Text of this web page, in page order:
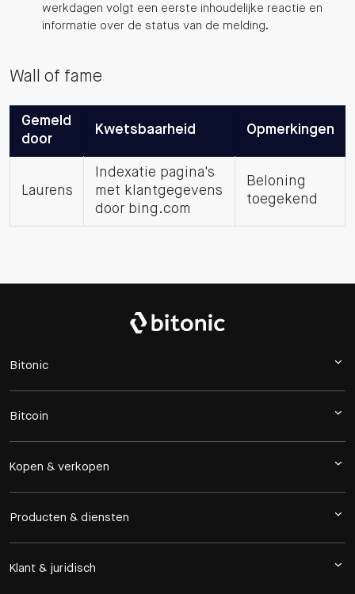
werkdagen volgt een eerste inhoudelijke reactie en
informatie over de status van de melding.
Wall of fame
Gemeld
door
Kwetsbaarheid Opmerkingen
Laurens
Indexatie pagina's
met klantgegevens
door bing.com
Beloning
toegekend
Bitonic
Bitcoin
Kopen & verkopen
Producten & diensten
Klant & juridisch